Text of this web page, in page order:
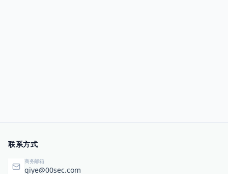
联系方式
商务邮箱
qiye@00sec.com